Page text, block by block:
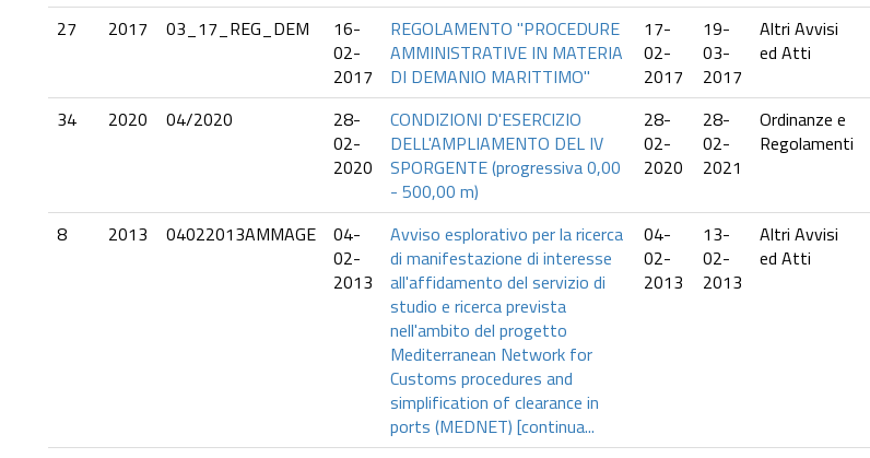
27 2017 03_17_REG_DEM
16-
02-
2017
REGOLAMENTO "PROCEDURE
AMMINISTRATIVE IN MATERIA
DI DEMANIO MARITTIMO"
17-
02-
2017
19-
03-
2017
Altri Avvisi
ed Atti
34 2020 04/2020
28-
02-
2020
CONDIZIONI D'ESERCIZIO
DELL'AMPLIAMENTO DEL IV
SPORGENTE (progressiva 0,00
- 500,00 m)
28-
02-
2020
28-
02-
2021
Ordinanze e
Regolamenti
8 2013 04022013AMMAGE
04-
02-
2013
Avviso esplorativo per la ricerca
di manifestazione di interesse
all'affidamento del servizio di
studio e ricerca prevista
nell'ambito del progetto
Mediterranean Network for
Customs procedures and
simplification of clearance in
ports (MEDNET) [continua...
04-
02-
2013
13-
02-
2013
Altri Avvisi
ed Atti